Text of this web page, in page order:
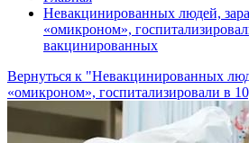
Невакцинированных людей,
«омикроном»,
вакцинированных
Вернуться к "Невакцинированных
«омикроном», госпитализировали в